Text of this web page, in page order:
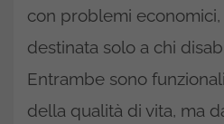
con problemi economici,
destinata solo a chi
Entrambe sono
della qualità di vita, ma